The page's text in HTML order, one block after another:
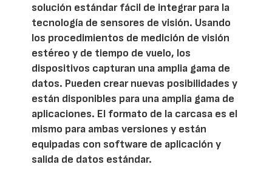
solución estándar fácil de integrar para la
tecnología de sensores de visión. Usando
los procedimientos de medición de visión
estéreo y de tiempo de vuelo, los
dispositivos capturan una amplia gama de
datos. Pueden crear nuevas posibilidades y
están disponibles para una amplia gama de
aplicaciones. El formato de la carcasa es el
mismo para ambas versiones y están
equipadas con software de aplicación y
salida de datos estándar.